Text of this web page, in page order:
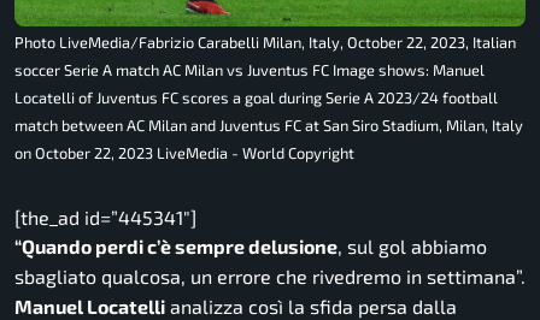
Photo LiveMedia/Fabrizio Carabelli Milan, Italy, October 22, 2023, Italian
soccer Serie A match AC Milan vs Juventus FC Image shows: Manuel
Locatelli of Juventus FC scores a goal during Serie A 2023/24 football
match between AC Milan and Juventus FC at San Siro Stadium, Milan, Italy
on October 22, 2023 LiveMedia - World Copyright
[the_ad id=”445341″]
“Quando perdi c’è sempre delusione, sul gol abbiamo
sbagliato qualcosa, un errore che rivedremo in settimana”.
Manuel Locatelli analizza così la sfida persa dalla